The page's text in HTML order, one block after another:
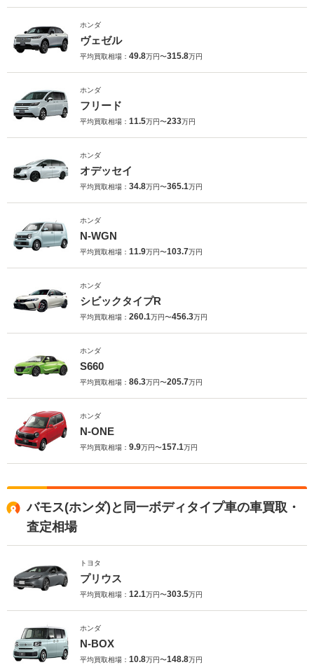
ホンダ
ヴェゼル
平均買取相場： 49.8万円〜315.8万円
ホンダ
フリード
平均買取相場： 11.5万円〜233万円
ホンダ
オデッセイ
平均買取相場： 34.8万円〜365.1万円
ホンダ
N-WGN
平均買取相場： 11.9万円〜103.7万円
ホンダ
シビックタイプR
平均買取相場： 260.1万円〜456.3万円
ホンダ
S660
平均買取相場： 86.3万円〜205.7万円
ホンダ
N-ONE
平均買取相場： 9.9万円〜157.1万円
バモス(ホンダ)と同一ボディタイプ車の車買取・
査定相場
トヨタ
プリウス
平均買取相場： 12.1万円〜303.5万円
ホンダ
N-BOX
平均買取相場： 10.8万円〜148.8万円